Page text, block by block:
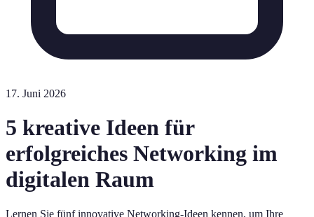
17. Juni 2026
5 kreative Ideen für
erfolgreiches Networking im
digitalen Raum
Lernen Sie fünf innovative Networking-Ideen kennen, um Ihre